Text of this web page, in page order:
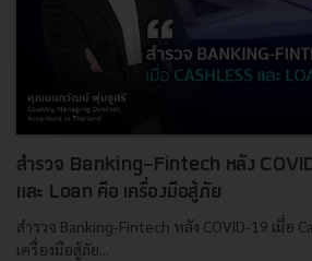
สำรวจ Banking-Fintech หลัง
และ Loan คือ เครื่องมือสู้ภัย
สำรวจ Banking-Fintech หลัง COVID-19 เมื่อ
เครื่องมือสู้ภัย...